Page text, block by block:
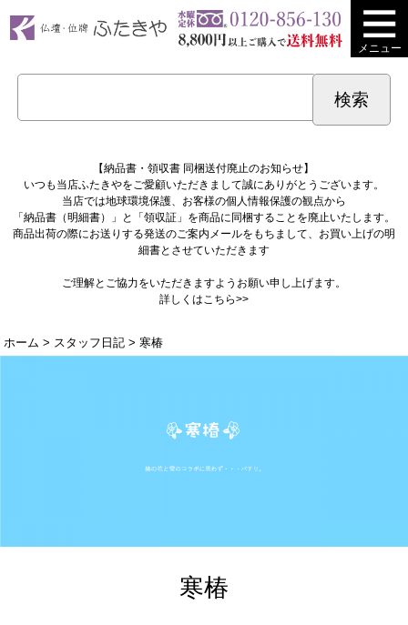
メニュー
【納品書・領収書 同梱送付廃止のお知らせ】
いつも当店ふたきやをご愛顧いただきまして誠にありがとうございます。
当店では地球環境保護、お客様の個人情報保護の観点から
「納品書（明細書）」と「領収証」を商品に同梱することを廃止いたします。
商品出荷の際にお送りする発送のご案内メールをもちまして、お買い上げの明
細書とさせていただきます
ご理解とご協力をいただきますようお願い申し上げます。
詳しくはこちら>>
ホーム > スタッフ日記 > 寒椿
寒椿